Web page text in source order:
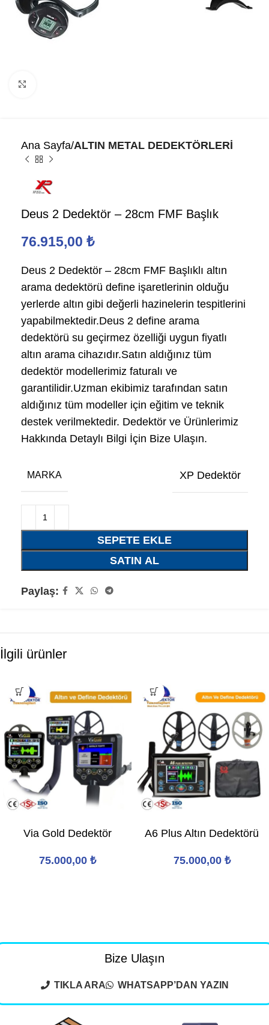
Ana Sayfa ALTIN METAL DEDEKTÖRLERİ
Deus 2 Dedektör – 28cm FMF Başlık
76.915,00 ₺
Deus 2 Dedektör – 28cm FMF Başlıklı altın
arama dedektörü define işaretlerinin olduğu
yerlerde altın gibi değerli hazinelerin tespitlerini
yapabilmektedir.Deus 2 define arama
dedektörü su geçirmez özelliği uygun fiyatlı
altın arama cihazıdır.Satın aldığınız tüm
dedektör modellerimiz faturalı ve
garantilidir.Uzman ekibimiz tarafından satın
aldığınız tüm modeller için eğitim ve teknik
destek verilmektedir. Dedektör ve Ürünlerimiz
Hakkında Detaylı Bilgi İçin Bize Ulaşın.
MARKA XP Dedektör
SEPETE EKLE
SATIN AL
Paylaş:
İlgili ürünler
Via Gold Dedektör
75.000,00 ₺
A6 Plus Altın Dedektörü
75.000,00 ₺
Bize Ulaşın
TIKLA ARA WHATSAPP’DAN YAZIN